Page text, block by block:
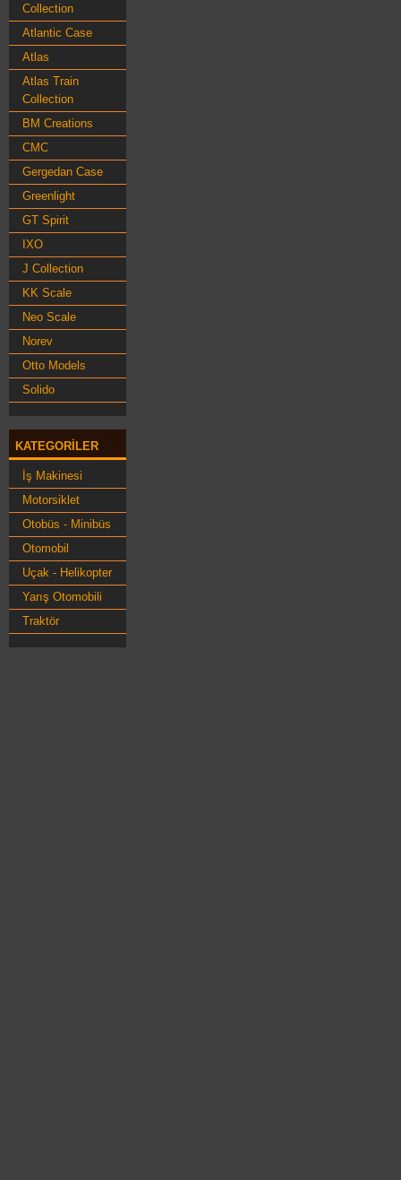
Collection
Atlantic Case
Atlas
Atlas Train
Collection
BM Creations
CMC
Gergedan Case
Greenlight
GT Spirit
IXO
J Collection
KK Scale
Neo Scale
Norev
Otto Models
Solido
KATEGORILER
İş Makinesi
Motorsiklet
Otobüs - Minibüs
Otomobil
Uçak - Helikopter
Yarış Otomobili
Traktör